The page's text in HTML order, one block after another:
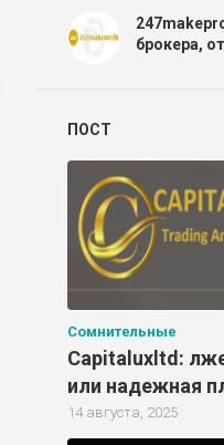
брокера,
ПОСТ
Сомнительные
Capitaluxltd:
или надежная
14 августа, 2025